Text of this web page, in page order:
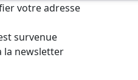
votre adresse
survenue
la newsletter